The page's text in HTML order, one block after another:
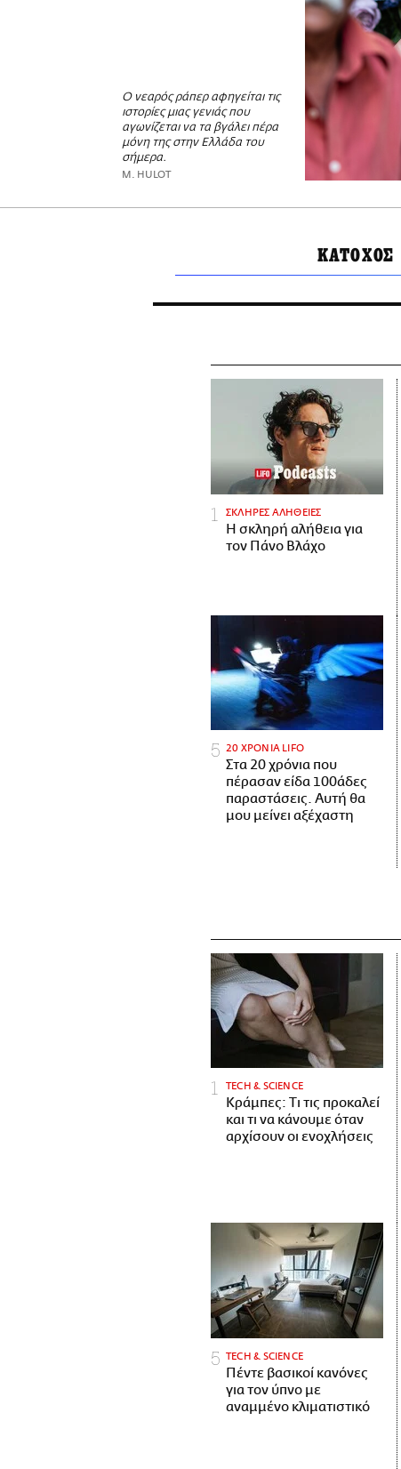
Ο νεαρός ράπερ αφηγείται τις
ιστορίες μιας γενιάς που
αγωνίζεται να τα βγάλει πέρα
μόνη της στην Ελλάδα του
σήμερα.
M. HULOT
ΚΑΤΟΧΟΣ
ΣΚΛΗΡΕΣ ΑΛΗΘΕΙΕΣ
H σκληρή αλήθεια για
τον Πάνο Βλάχο
20 ΧΡΟΝΙΑ LIFO
Στα 20 χρόνια που
πέρασαν είδα 100άδες
παραστάσεις. Αυτή θα
μου μείνει αξέχαστη
ΤECH & SCIENCE
Κράμπες: Τι τις προκαλεί
και τι να κάνουμε όταν
αρχίσουν οι ενοχλήσεις
ΤECH & SCIENCE
Πέντε βασικοί κανόνες
για τον ύπνο με
αναμμένο κλιματιστικό